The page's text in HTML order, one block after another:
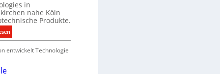
n
e
r
g
y
w
in
nahe Köln
Produkte.
:
N
e
entwickelt Technologie